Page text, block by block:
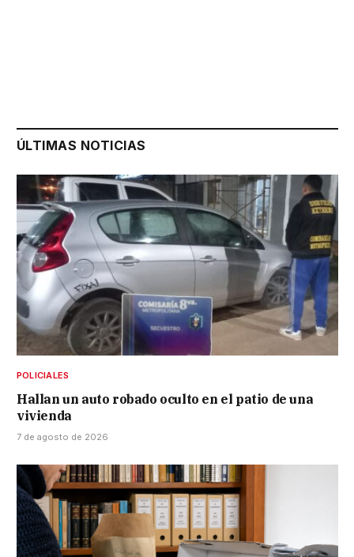
ÚLTIMAS NOTICIAS
POLICIALES
Hallan un auto robado oculto en el patio de una
vivienda
7 de agosto de 2026